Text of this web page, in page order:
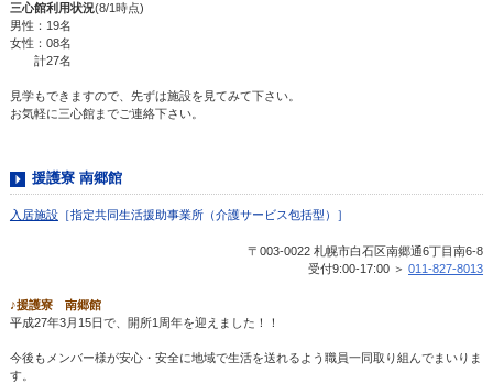
三心館利用状況(8/1時点)
男性：19名
女性：08名
計27名
見学もできますので、先ずは施設を見てみて下さい。
お気軽に三心館までご連絡下さい。
援護寮 南郷館
入居施設［指定共同生活援助事業所（介護サービス包括型）］
〒003-0022 札幌市白石区南郷通6丁目南6-8
受付9:00-17:00 ＞011-827-8013
♪援護寮 南郷館
平成27年3月15日で、開所1周年を迎えました！！
今後もメンバー様が安心・安全に地域で生活を送れるよう職員一同取り組んでまいりま
す。